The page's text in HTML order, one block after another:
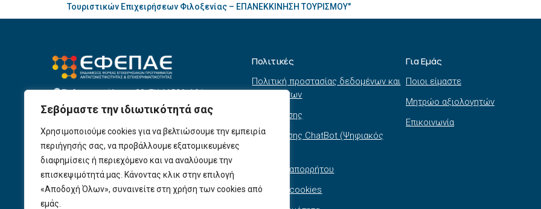
Σεβόμαστε την ιδιωτικότητά σας
Χρησιμοποιούμε cookies για να βελτιώσουμε την εμπειρία
περιήγησής σας, να προβάλλουμε εξατομικευμένες
διαφημίσεις ή περιεχόμενο και να αναλύουμε την
επισκεψιμότητά μας. Κάνοντας κλικ στην επιλογή
«Αποδοχή Όλων», συναινείτε στη χρήση των cookies από
εμάς.
Τουριστικών Επιχειρήσεων Φιλοξενίας – ΕΠΑΝΕΚΚΙΝΗΣΗ ΤΟΥΡΙΣΜΟΥ"
Σεβαστουπόλεως 80, ΤΚ 11526, Αθήνα
info@efepae.gr
anaptyxiakos@efepae.gr
210 6985210
Ωράριο Λειτουργίας:
Δευτέρα – Παρασκευή, 09:00 – 17:00
Αριθμός ΓΕΜΗ: 154190801000
Πολιτικές
Πολιτική προστασίας δεδομένων και
συστημάτων
Όροι χρήσης
Όροι χρήσης ChatBot (Ψηφιακός
Πολιτική απορρήτου
Πολιτική cookies
Για Εμάς
Ποιοι είμαστε
Μητρώο αξιολογητών
Επικοινωνία